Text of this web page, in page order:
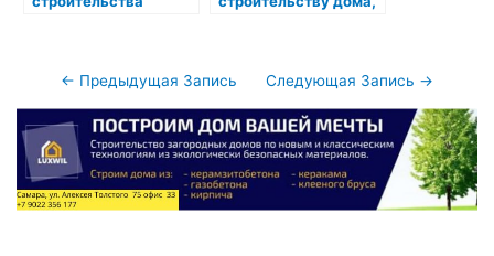
Навигация
по
записям
← Предыдущая Запись Следующая Запись →